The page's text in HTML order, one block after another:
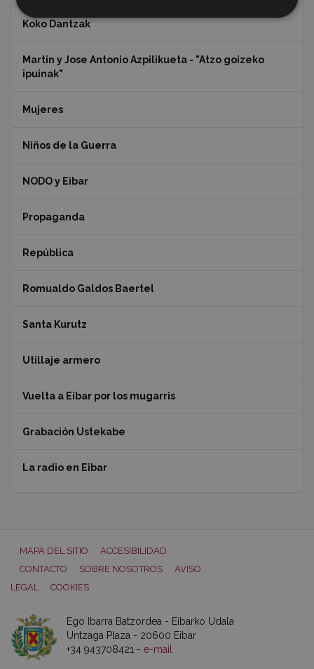
Koko Dantzak
Martin y Jose Antonio Azpilikueta - "Atzo goizeko
ipuinak"
Mujeres
Niños de la Guerra
NODO y Eibar
Propaganda
República
Romualdo Galdos Baertel
Santa Kurutz
Utillaje armero
Vuelta a Eibar por los mugarris
Grabación Ustekabe
La radio en Eibar
MAPA DEL SITIO
ACCESIBILIDAD
CONTACTO
SOBRE NOSOTROS
AVISO
LEGAL
COOKIES
Ego Ibarra Batzordea - Eibarko Udala
Untzaga Plaza - 20600 Eibar
+34 943708421 - e-mail